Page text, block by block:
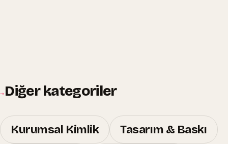
→Diğer kategoriler
Kurumsal Kimlik Tasarım & Baskı